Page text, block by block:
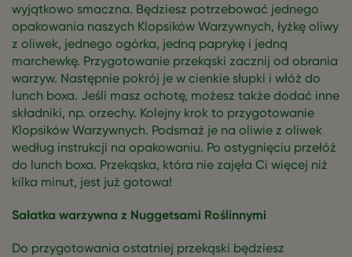
wyjątkowo smaczna. Będziesz potrzebować jednego
opakowania naszych Klopsików Warzywnych, łyżkę oliwy
z oliwek, jednego ogórka, jedną paprykę i jedną
marchewkę. Przygotowanie przekąski zacznij od obrania
warzyw. Następnie pokrój je w cienkie słupki i włóż do
lunch boxa. Jeśli masz ochotę, możesz także dodać inne
składniki, np. orzechy. Kolejny krok to przygotowanie
Klopsików Warzywnych. Podsmaż je na oliwie z oliwek
według instrukcji na opakowaniu. Po ostygnięciu przełóż
do lunch boxa. Przekąska, która nie zajęła Ci więcej niż
kilka minut, jest już gotowa!
Sałatka warzywna z Nuggetsami Roślinnymi
Do przygotowania ostatniej przekąski będziesz